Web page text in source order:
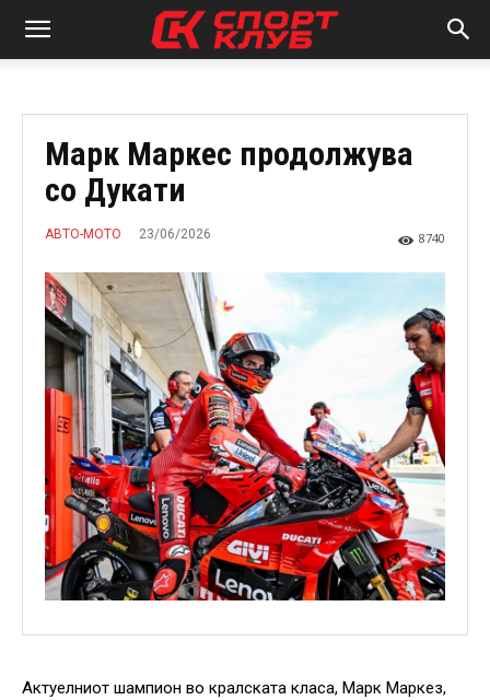
Марк Маркес продолжува
со Дукати
АВТО-МОТО 23/06/2026 8740
Актуелниот шампион во кралската класа, Марк Маркез,